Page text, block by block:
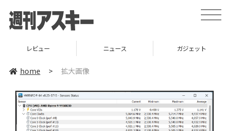
toggle
レビュー ニュース ガジェット
home > 拡大画像